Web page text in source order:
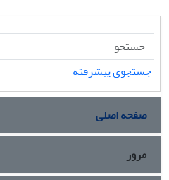
جستجوی پیشرفته
صفحه اصلی
مرور